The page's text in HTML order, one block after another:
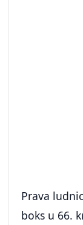
Prava
boks u 66.